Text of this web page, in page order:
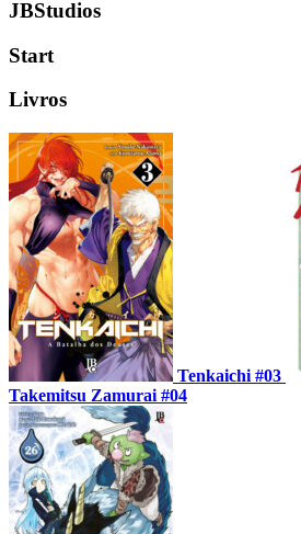
JBStudios
Start
Livros
Tenkaichi #03
Takemitsu Zamurai #04